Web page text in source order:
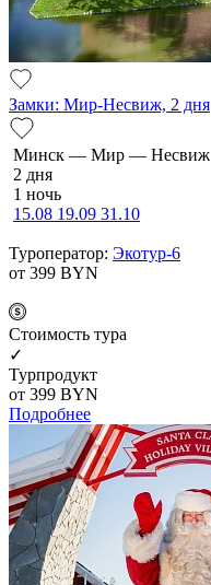
Замки: Мир-Несвиж, 2 дня
Минск — Мир — Несвиж
2 дня
1 ночь
15.08 19.09 31.10
Туроператор: Экотур-6
от 399 BYN
Cтоимость тура
✓
Турпродукт
от 399 BYN
Подробнее